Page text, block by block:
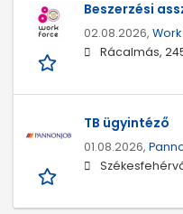
Beszerzési
02.08.2026,
Rácalmás,
TB ügyintéző
01.08.2026,